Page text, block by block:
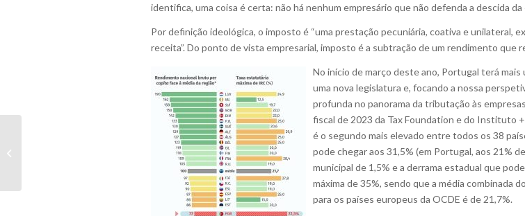
identifica, uma coisa é certa: não há nenhum empresário que não defenda a descida da
Por definição ideológica, o imposto é “uma prestação pecuniária, coativa e unilateral,
receita”. Do ponto de vista empresarial, imposto é a subtração de um rendimento que
No início de março deste ano, Portugal terá
uma nova legislatura e, focando a nossa
profunda no panorama da tributação às
fiscal de 2023 da Tax Foundation e do Instituto
é o segundo mais elevado entre todos os 38
pode chegar aos 31,5% (em Portugal, aos 21%
municipal de 1,5% e a derrama estadual que
máxima de 35%, sendo que a média combinada
para os países europeus da OCDE é de 21,7%.